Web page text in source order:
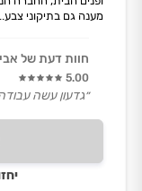
מענה גם בתיקוני
חוות דעת של אבי
5.00
״גדעון עשה עבודה